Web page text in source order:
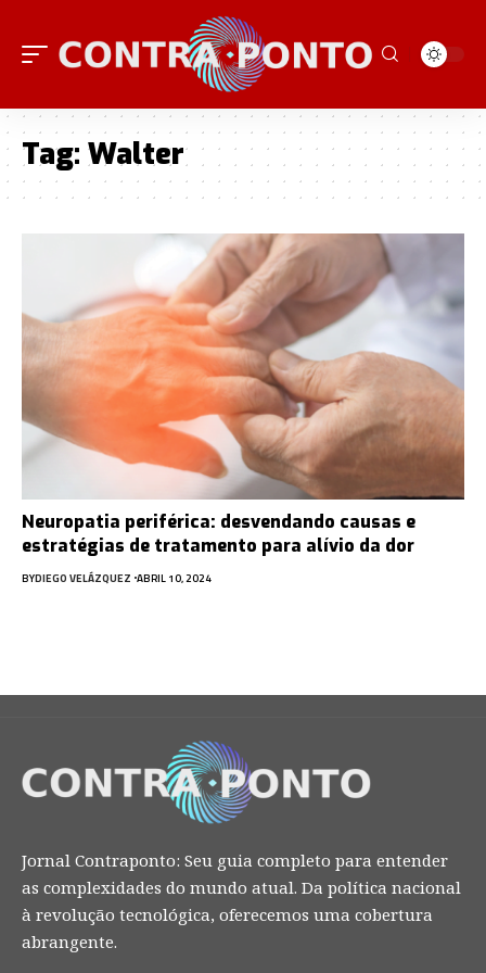
Tag: Walter
Neuropatia periférica: desvendando causas e
estratégias de tratamento para alívio da dor
BYDIEGO VELÁZQUEZ ABRIL 10, 2024
Jornal Contraponto: Seu guia completo para entender
as complexidades do mundo atual. Da política nacional
à revolução tecnológica, oferecemos uma cobertura
abrangente.